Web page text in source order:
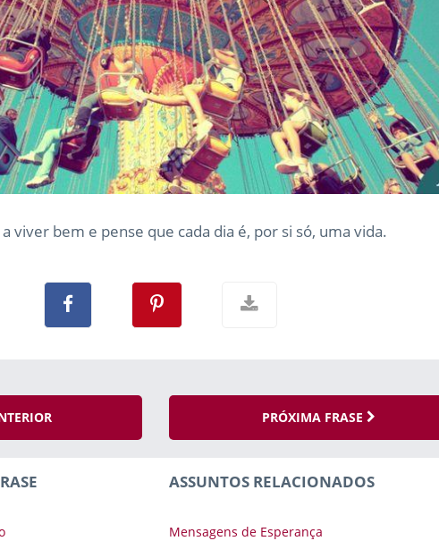
viver bem e pense que cada dia é, por si só, uma vida.
PRÓXIMA FRASE
ASSUNTOS RELACIONADOS
Mensagens de Esperança